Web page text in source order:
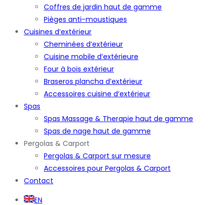
Coffres de jardin haut de gamme
Pièges anti-moustiques
Cuisines d’extérieur
Cheminées d’extérieur
Cuisine mobile d’extérieure
Four à bois extérieur
Braseros plancha d’extérieur
Accessoires cuisine d’extérieur
Spas
Spas Massage & Therapie haut de gamme
Spas de nage haut de gamme
Pergolas & Carport
Pergolas & Carport sur mesure
Accessoires pour Pergolas & Carport
Contact
EN